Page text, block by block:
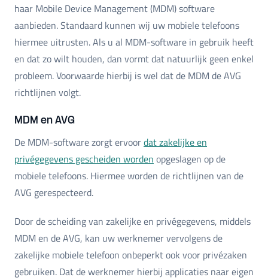
haar Mobile Device Management (MDM) software
aanbieden. Standaard kunnen wij uw mobiele telefoons
hiermee uitrusten. Als u al MDM-software in gebruik heeft
en dat zo wilt houden, dan vormt dat natuurlijk geen enkel
probleem. Voorwaarde hierbij is wel dat de MDM de AVG
richtlijnen volgt.
MDM en AVG
De MDM-software zorgt ervoordat zakelijke en
privégegevens gescheiden worden opgeslagen op de
mobiele telefoons. Hiermee worden de richtlijnen van de
AVG gerespecteerd.
Door de scheiding van zakelijke en privégegevens, middels
MDM en de AVG, kan uw werknemer vervolgens de
zakelijke mobiele telefoon onbeperkt ook voor privézaken
gebruiken. Dat de werknemer hierbij applicaties naar eigen